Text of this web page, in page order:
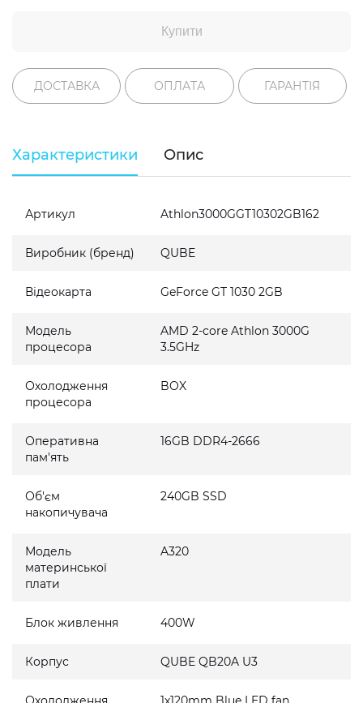
Купити
ДОСТАВКА ОПЛАТА ГАРАНТІЯ
Характеристики Опис
Артикул Athlon3000GGT10302GB162
Виробник (бренд) QUBE
Відеокарта GeForce GT 1030 2GB
Модель
процесора
AMD 2-core Athlon 3000G
3.5GHz
Охолодження
процесора
BOX
Оперативна
пам'ять
16GB DDR4-2666
Об'єм
накопичувача
240GB SSD
Модель
материнської
плати
A320
Блок живлення 400W
Корпус QUBE QB20A U3